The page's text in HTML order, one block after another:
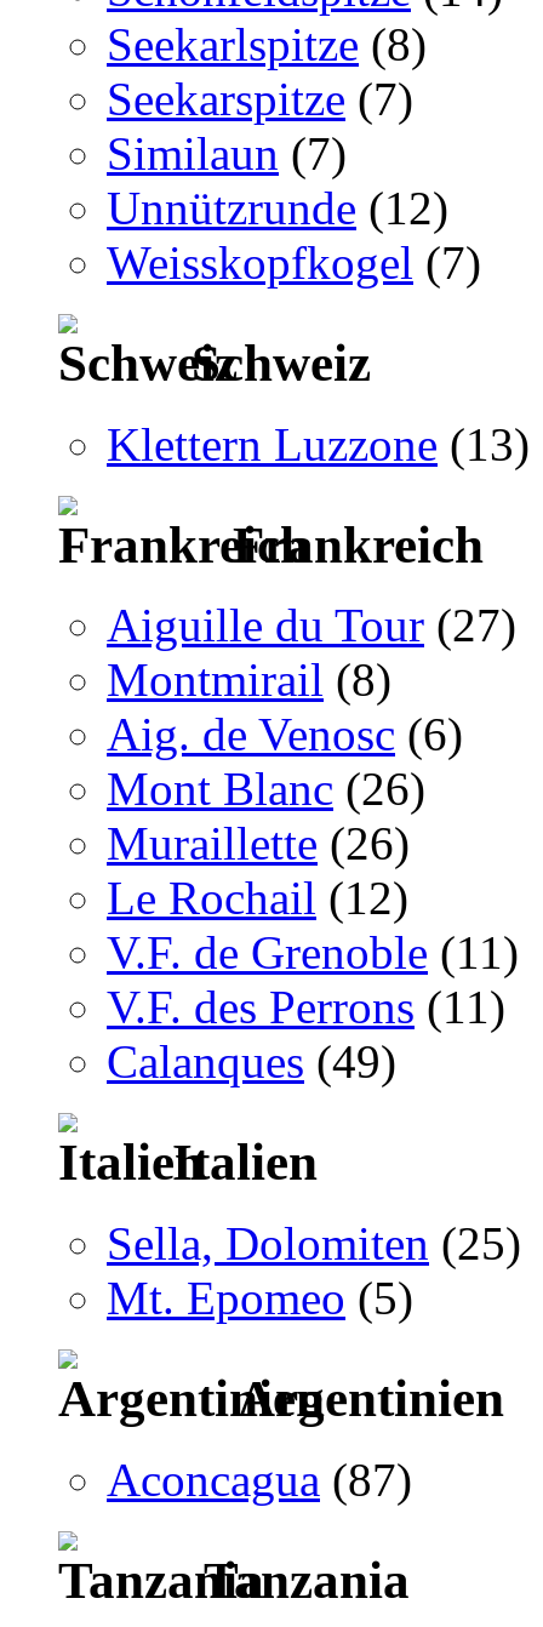
Seekarlspitze (8)
Seekarspitze (7)
Similaun (7)
Unnützrunde (12)
Weisskopfkogel (7)
Schweiz
Klettern Luzzone (13)
Frankreich
Aiguille du Tour (27)
Montmirail (8)
Aig. de Venosc (6)
Mont Blanc (26)
Muraillette (26)
Le Rochail (12)
V.F. de Grenoble (11)
V.F. des Perrons (11)
Calanques (49)
Italien
Sella, Dolomiten (25)
Mt. Epomeo (5)
Argentinien
Aconcagua (87)
Tanzania